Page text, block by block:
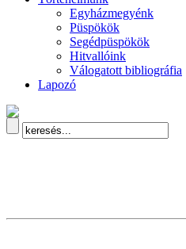
Egyházmegyénk
Püspökök
Segédpüspökök
Hitvallóink
Válogatott bibliográfia
Lapozó